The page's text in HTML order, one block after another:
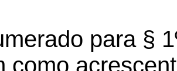
para §
como